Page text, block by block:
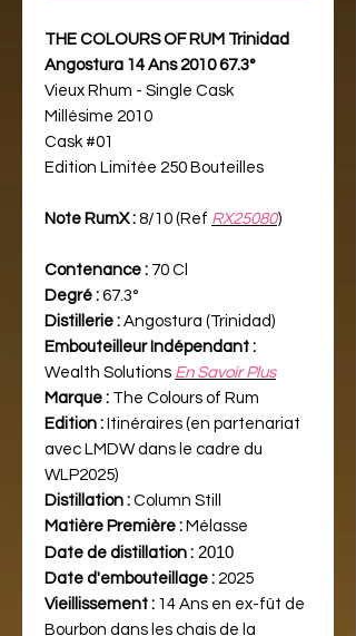
THE COLOURS OF RUM Trinidad
Angostura 14 Ans 2010 67.3°
Vieux Rhum - Single Cask
Millésime 2010
Cask #01
Edition Limitée 250 Bouteilles
Note RumX : 8/10 (Ref RX25080)
Contenance : 70 Cl
Degré : 67.3°
Distillerie : Angostura (Trinidad)
Embouteilleur Indépendant :
Wealth Solutions En Savoir Plus
Marque : The Colours of Rum
Edition : Itinéraires (en partenariat
avec LMDW dans le cadre du
WLP2025)
Distillation : Column Still
Matière Première : Mélasse
Date de distillation : 2010
Date d'embouteillage : 2025
Vieillissement : 14 Ans en ex-fût de
Bourbon dans les chais de la